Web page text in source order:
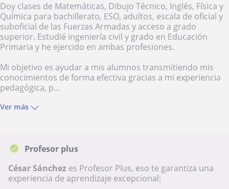
Doy clases de Matemáticas, Dibujo Técnico, Inglés, Física y
Química para bachillerato, ESO, adultos, escala de oficial y
suboficial de las Fuerzas Armadas y acceso a grado
superior. Estudié ingeniería civil y grado en Educación
Primaria y he ejercido en ambas profesiones.
Mi objetivo es ayudar a mis alumnos transmitiendo mis
conocimientos de forma efectiva gracias a mi experiencia
pedagógica, p...
Ver más
Profesor plus
César Sánchez es Profesor Plus, eso te garantiza una
experiencia de aprendizaje excepcional: